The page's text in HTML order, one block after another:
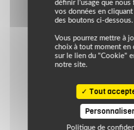
définir l’usage que nous
vos données en cliquant
des boutons ci-dessous.
Vous pourrez mettre à
choix à tout moment en
sur le lien du "Cookie"
notre site.
Tout
Politique de